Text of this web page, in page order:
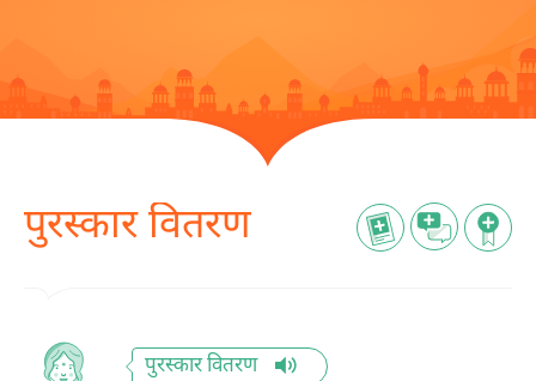
पुरस्कार वितरण
पुरस्कार वितरण